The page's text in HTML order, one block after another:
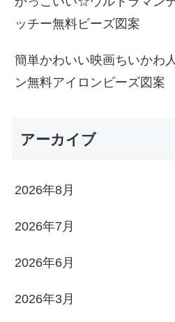
ッチー無料ビーズ図案
簡単かわいい映画ちいかわ
ン無料アイロンビーズ図案
アーカイブ
2026年8月
2026年7月
2026年6月
2026年3月